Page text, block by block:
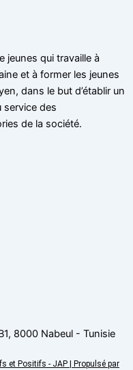
jeunes qui travaille à
et à former les jeunes
dans le but d’établir un
service des
de la société.
8000 Nabeul - Tunisie
et Positifs - JAP | Propulsé par